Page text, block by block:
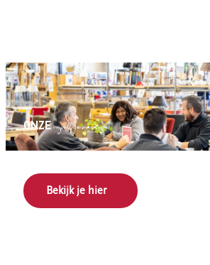
ONZEvrijwilligersvacatures
Bekijk je hier